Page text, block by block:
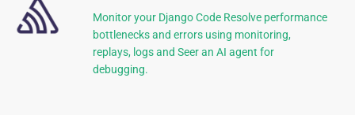
Monitor your Django Code Resolve performance
bottlenecks and errors using monitoring,
replays, logs and Seer an AI agent for
debugging.